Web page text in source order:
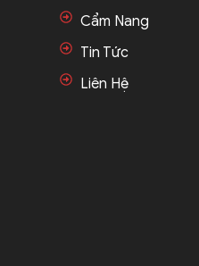
Cẩm Nang
Tin Tức
Liên Hệ